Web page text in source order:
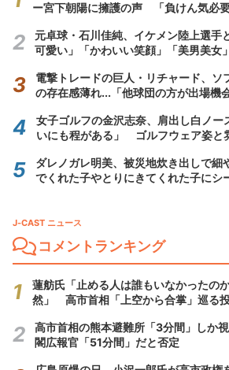
ー宮下朝陽に擁護の声 「負けん気必
元卓球・石川佳純、イケメン陸上選
可愛い」「かわいい笑顔」「美男美女
電撃トレードの巨人・リチャード、ソ
の存在感薄れ...「他球団の方が出場機
女子ゴルフの金沢志奈、肩出し白ノー
いにも程がある」 ゴルフウェア姿と
ダレノガレ明美、被災地炊き出しで細
でくれた子やとりにきてくれた子にシ
J-CAST ニュース
コメントランキング
蓮舫氏「止める人は誰もいなかったの
然」 高市首相「上空から合掌」巡る
高市首相の熊本避難所「3分間」しか
閣広報官「51分間」だと否定